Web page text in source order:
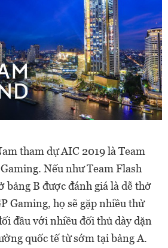
tham dự AIC 2019 là Team
Nếu như Team Flash
bảng B được đánh giá là dễ thở
Gaming, họ sẽ gặp nhiều thử
đầu với nhiều đối thủ dày dặn
quốc tế từ sớm tại bảng A.